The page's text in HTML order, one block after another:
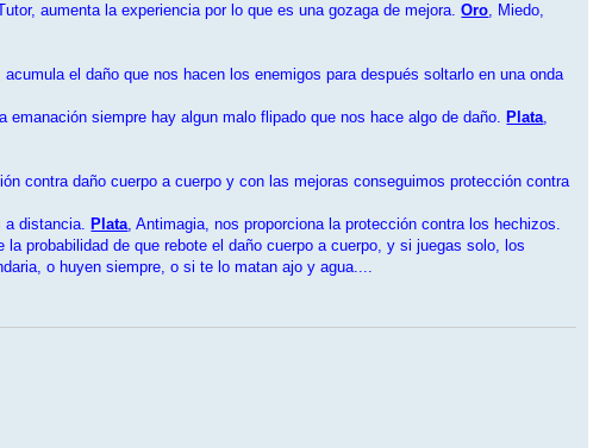
aumenta la experiencia por lo que es una gozaga de mejora.Oro, Miedo,
el daño que nos hacen los enemigos para después soltarlo en una onda
siempre hay algun malo flipado que nos hace algo de daño. Plata,
contra daño cuerpo a cuerpo y con las mejoras conseguimos protección contra
a distancia. Plata, Antimagia, nos proporciona la protección contra los hechizos.
probabilidad de que rebote el daño cuerpo a cuerpo, y si juegas solo, los
o huyen siempre, o si te lo matan ajo y agua....